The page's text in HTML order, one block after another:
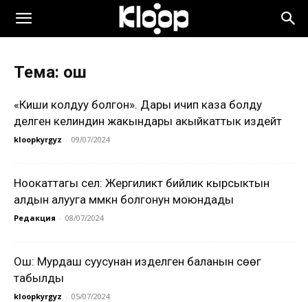
Тема: ош
«Киши колдуу болгон». Дары ичип каза болду
делген келиндин жакындары акыйкаттык издейт
kloopkyrgyz - 09/07/2024
Ноокаттагы сел: Жергиликтүү бийлик кырсыктын
алдын алууга мүмкүн болгонун моюндады
Редакция - 08/07/2024
Ош: Мурдаш суусунан изделген баланын сөөгү
табылды
kloopkyrgyz - 05/07/2024